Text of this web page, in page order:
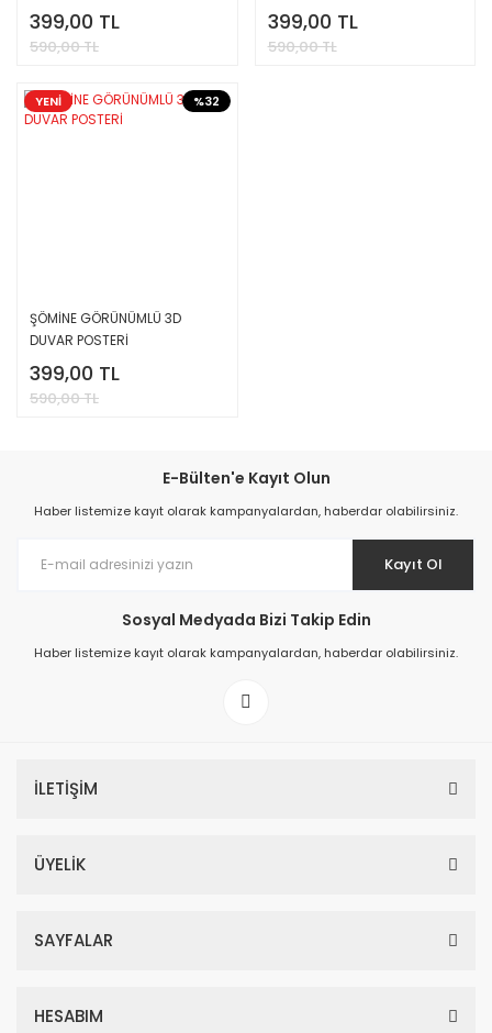
399,00 TL
590,00 TL
POSTERİ
399,00 TL
590,00 TL
%32
YENİ
ŞÖMİNE GÖRÜNÜMLÜ 3D
DUVAR POSTERİ
399,00 TL
590,00 TL
E-Bülten'e Kayıt Olun
Haber listemize kayıt olarak kampanyalardan, haberdar olabilirsiniz.
Kayıt Ol
Sosyal Medyada Bizi Takip Edin
Haber listemize kayıt olarak kampanyalardan, haberdar olabilirsiniz.
İLETİŞİM
ÜYELİK
SAYFALAR
HESABIM